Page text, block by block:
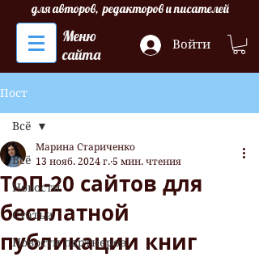
для авторов, редакторов и писателей
Меню
сайта
Войти
Пост
Всё
Новости
Статьи
Новости партнеров
Всё
ТОП-20 сайтов для
бесплатной
публикации книг
Марина Стариченко
13 нояб. 2024 г. 5 мин. чтения